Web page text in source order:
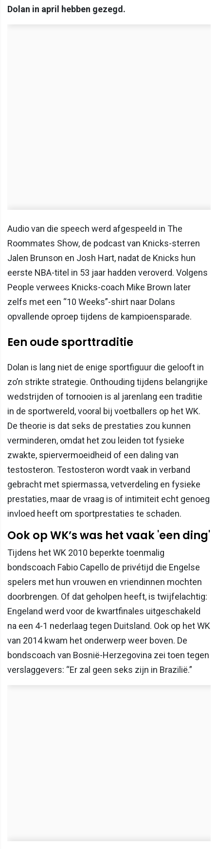
Dolan in april hebben gezegd.
Audio van die speech werd afgespeeld in The
Roommates Show, de podcast van Knicks-sterren
Jalen Brunson en Josh Hart, nadat de Knicks hun
eerste NBA-titel in 53 jaar hadden veroverd. Volgens
People verwees Knicks-coach Mike Brown later
zelfs met een “10 Weeks”-shirt naar Dolans
opvallende oproep tijdens de kampioensparade.
Een oude sporttraditie
Dolan is lang niet de enige sportfiguur die gelooft in
zo’n strikte strategie. Onthouding tijdens belangrijke
wedstrijden of tornooien is al jarenlang een traditie
in de sportwereld, vooral bij voetballers op het WK.
De theorie is dat seks de prestaties zou kunnen
verminderen, omdat het zou leiden tot fysieke
zwakte, spiervermoeidheid of een daling van
testosteron. Testosteron wordt vaak in verband
gebracht met spiermassa, vetverdeling en fysieke
prestaties, maar de vraag is of intimiteit echt genoeg
invloed heeft om sportprestaties te schaden.
Ook op WK’s was het vaak 'een ding'
Tijdens het WK 2010 beperkte toenmalig
bondscoach Fabio Capello de privétijd die Engelse
spelers met hun vrouwen en vriendinnen mochten
doorbrengen. Of dat geholpen heeft, is twijfelachtig:
Engeland werd voor de kwartfinales uitgeschakeld
na een 4-1 nederlaag tegen Duitsland. Ook op het WK
van 2014 kwam het onderwerp weer boven. De
bondscoach van Bosnië-Herzegovina zei toen tegen
verslaggevers: “Er zal geen seks zijn in Brazilië.”